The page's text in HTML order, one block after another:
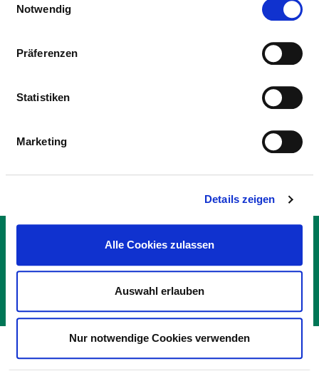
Notwendig
Präferenzen
Statistiken
Marketing
Details zeigen
Alle Cookies zulassen
Auswahl erlauben
Nur notwendige Cookies verwenden
PSYCHIATRIE/TAGESKLINIK (FÜR
TEILSTATIONÄRE PFLEGESÄTZE)
Psychiatrie und Psychotherapie (AQ51)
DATENSCHUTZ